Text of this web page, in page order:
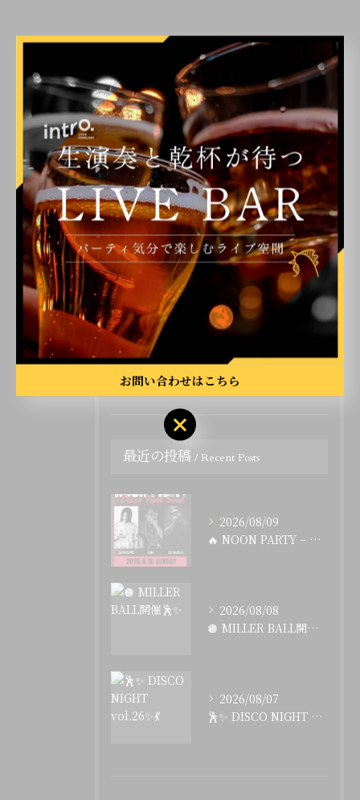
< 前のページ 一覧に戻る 次のページ >
カテゴリー Categories
全てのカテゴリー
ライブ
二次会
イベント
カラオケ
飲み会
最近の投稿 Recent Posts
2026/08/09
🔥 NOON PARTY – Disco Funk Soul...
2026/08/08
🪩 MILLER BALL開催🕺✨
2026/08/07
🕺✨ DISCO NIGHT vol.26✨💃
お問い合わせはこちら